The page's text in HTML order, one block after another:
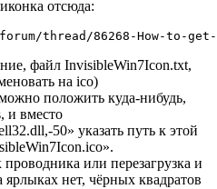
отсюда:
thread/86268-How-to-
файл InvisibleWin7Icon.txt,
на ico)
положить куда-нибудь,
и вместо
50» указать путь к этой
проводника или перезагрузка и
ярлыках нет, чёрных квадратов